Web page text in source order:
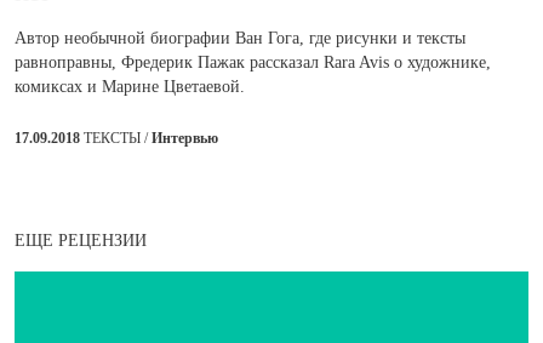
Автор необычной биографии Ван Гога, где рисунки и тексты
равноправны, Фредерик Пажак рассказал Rara Avis о художнике,
комиксах и Марине Цветаевой.
17.09.2018 ТЕКСТЫ /Интервью
ЕЩЕ РЕЦЕНЗИИ